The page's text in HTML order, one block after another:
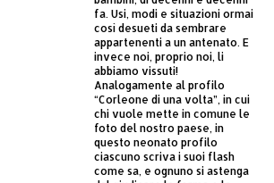
fa. Usi, modi e situazioni ormai
così desueti da sembrare
appartenenti a un antenato. E
invece noi, proprio noi, li
abbiamo vissuti!
Analogamente al profilo
“Corleone di una volta”, in cui
chi vuole mette in comune le
foto del nostro paese, in
questo neonato profilo
ciascuno scriva i suoi flash
come sa, e ognuno si astenga